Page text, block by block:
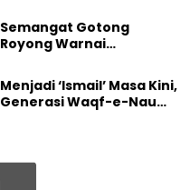
Pendidikan BERLIAN
Semangat Gotong
Royong Warnai
Masjid di Jemaat
Ahmadiyah Sukapura
Menjadi ‘Ismail’ Masa Kini,
Generasi Waqf-e-Nau